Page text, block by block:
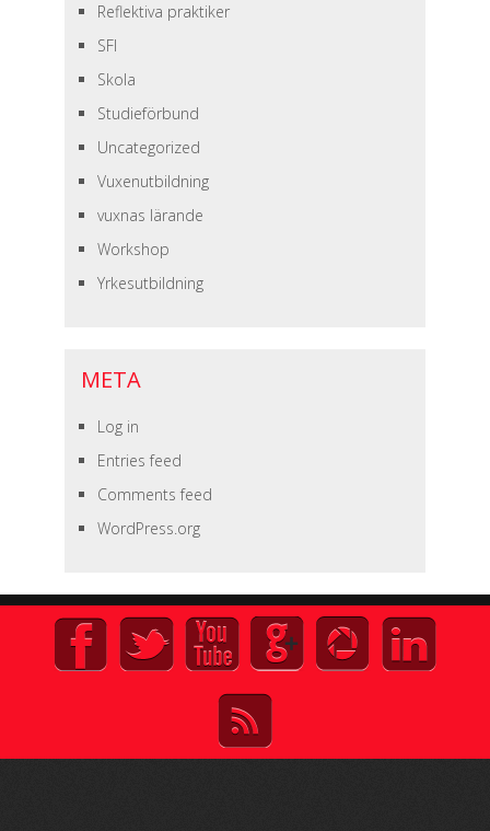
Reflektiva praktiker
SFI
Skola
Studieförbund
Uncategorized
Vuxenutbildning
vuxnas lärande
Workshop
Yrkesutbildning
META
Log in
Entries feed
Comments feed
WordPress.org